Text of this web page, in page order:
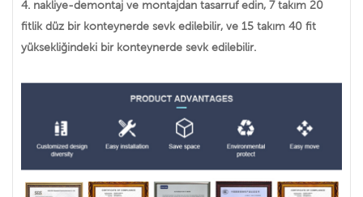
4. nakliye-demontaj ve montajdan tasarruf edin, 7 takım 20
fitlik düz bir konteynerde sevk edilebilir, ve 15 takım 40 fit
yüksekliğindeki bir konteynerde sevk edilebilir.